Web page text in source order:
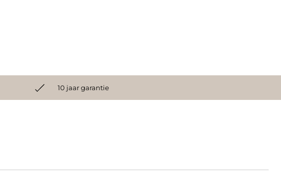
10 jaar garantie